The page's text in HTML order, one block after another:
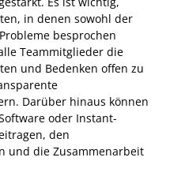
in denen sowohl der
besprochen
Teammitglieder die
und Bedenken offen zu
Darüber hinaus können
oder Instant-
den
und die Zusammenarbeit